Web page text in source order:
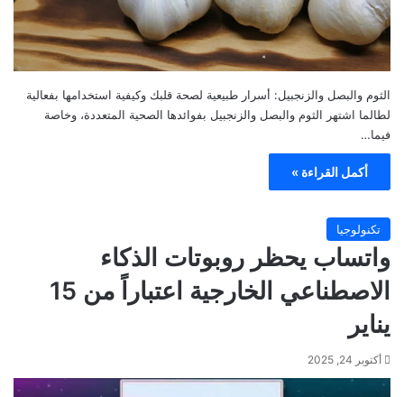
الثوم والبصل والزنجبيل: أسرار طبيعية لصحة قلبك وكيفية استخدامها بفعالية
لطالما اشتهر الثوم والبصل والزنجبيل بفوائدها الصحية المتعددة، وخاصة
فيما…
أكمل القراءة »
تكنولوجيا
واتساب يحظر روبوتات الذكاء
الاصطناعي الخارجية اعتباراً من 15
يناير
أكتوبر 24, 2025